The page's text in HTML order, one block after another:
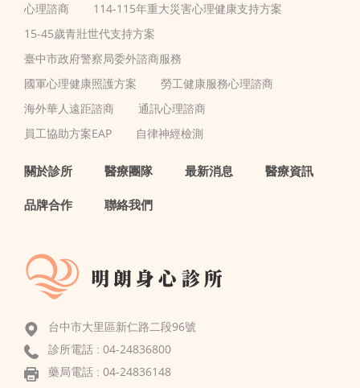
心理諮商
114-115年重大災害心理健康支持方案
15-45歲青壯世代支持方案
臺中市政府警察局委外諮商服務
國軍心理健康照護方案
勞工健康服務心理諮商
海外華人遠距諮商
通訊心理諮商
員工協助方案EAP
自律神經檢測
關於診所 醫療團隊 最新消息 醫療資訊
品牌合作 聯絡我們
台中市大里區新仁路二段96號
診所電話 : 04-24836800
藥局電話 : 04-24836148